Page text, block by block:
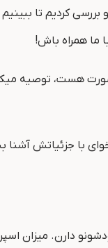
بررسی کردیم تا
ما همراه باش!
صورت هست، توصیه
با جزئیاتش آشنا
خودشونو دارن.